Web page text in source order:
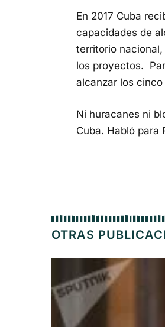
En 2017 Cuba
capacidades de
territorio
los proyectos.
alcanzar los
Ni huracanes ni
Cuba. Habló para
OTRAS